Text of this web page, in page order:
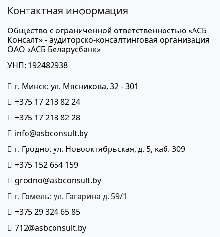
Контактная информация
Общество с ограниченной ответственностью «АСБ
Консалт» - аудиторско-консалтинговая организация
ОАО «АСБ Беларусбанк»
УНП: 192482938
г. Минск: ул. Мясникова, 32 - 301
+375 17 218 82 24
+375 17 218 82 28
info@asbconsult.by
г. Гродно: ул. Новооктябрьская, д. 5, каб. 309
+375 152 654 159
grodno@asbconsult.by
г. Гомель: ул. Гагарина д. 59/1
+375 29 324 65 85
712@asbconsult.by